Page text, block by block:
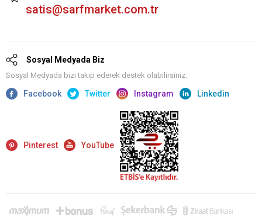
satis@sarfmarket.com.tr
Sosyal Medyada Biz
Sosyal Medyada bizi takip ederek destek olabilirsiniz.
Facebook Twitter Instagram Linkedin
Pinterest YouTube